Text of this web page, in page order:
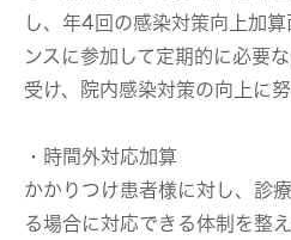
し、年4回の感染対策向上加
ンスに参加して定期的に必要
受け、院内感染対策の向上に努
・時間外対応加算
かかりつけ患者様に対し、診
る場合に対応できる体制を整え